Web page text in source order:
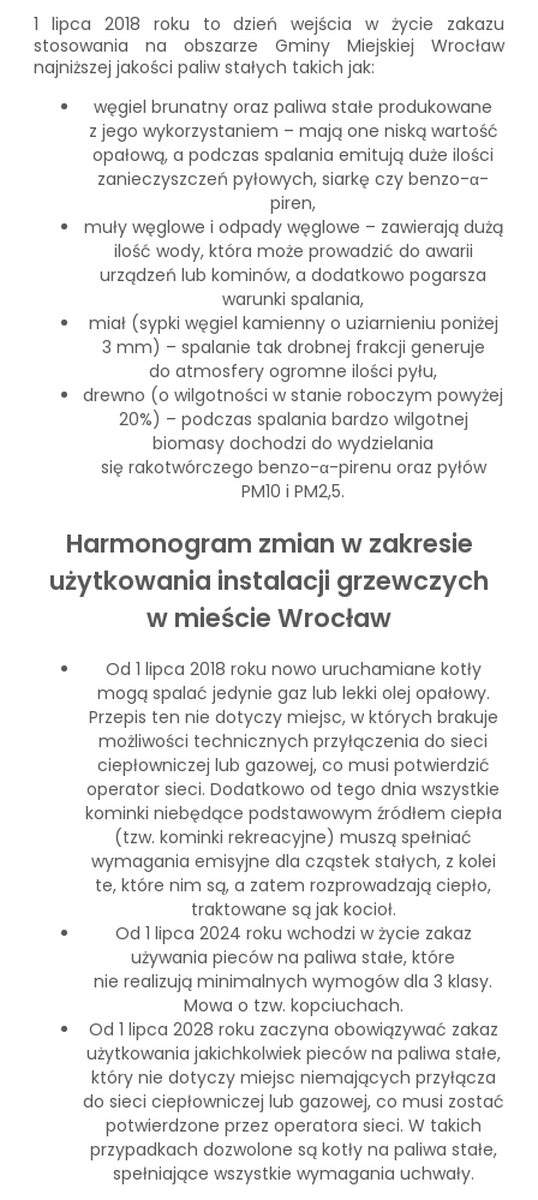
1 lipca 2018 roku to dzień wejścia w życie zakazu
stosowania na obszarze Gminy Miejskiej Wrocław
najniższej jakości paliw stałych takich jak:
węgiel brunatny oraz paliwa stałe produkowane
z jego wykorzystaniem – mają one niską wartość
opałową, a podczas spalania emitują duże ilości
zanieczyszczeń pyłowych, siarkę czy benzo-α-
piren,
muły węglowe i odpady węglowe – zawierają dużą
ilość wody, która może prowadzić do awarii
urządzeń lub kominów, a dodatkowo pogarsza
warunki spalania,
miał (sypki węgiel kamienny o uziarnieniu poniżej
3 mm) – spalanie tak drobnej frakcji generuje
do atmosfery ogromne ilości pyłu,
drewno (o wilgotności w stanie roboczym powyżej
20%) – podczas spalania bardzo wilgotnej
biomasy dochodzi do wydzielania
się rakotwórczego benzo-α-pirenu oraz pyłów
PM10 i PM2,5.
Harmonogram zmian w zakresie
użytkowania instalacji grzewczych
w mieście Wrocław
Od 1 lipca 2018 roku nowo uruchamiane kotły
mogą spalać jedynie gaz lub lekki olej opałowy.
Przepis ten nie dotyczy miejsc, w których brakuje
możliwości technicznych przyłączenia do sieci
ciepłowniczej lub gazowej, co musi potwierdzić
operator sieci. Dodatkowo od tego dnia wszystkie
kominki niebędące podstawowym źródłem ciepła
(tzw. kominki rekreacyjne) muszą spełniać
wymagania emisyjne dla cząstek stałych, z kolei
te, które nim są, a zatem rozprowadzają ciepło,
traktowane są jak kocioł.
Od 1 lipca 2024 roku wchodzi w życie zakaz
używania pieców na paliwa stałe, które
nie realizują minimalnych wymogów dla 3 klasy.
Mowa o tzw. kopciuchach.
Od 1 lipca 2028 roku zaczyna obowiązywać zakaz
użytkowania jakichkolwiek pieców na paliwa stałe,
który nie dotyczy miejsc niemających przyłącza
do sieci ciepłowniczej lub gazowej, co musi zostać
potwierdzone przez operatora sieci. W takich
przypadkach dozwolone są kotły na paliwa stałe,
spełniające wszystkie wymagania uchwały.